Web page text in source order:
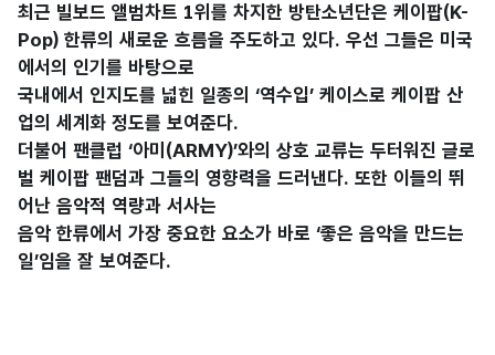
최근 빌보드 앨범차트 1위를 차지한 방탄소년단은 케이팝(K-
Pop) 한류의 새로운 흐름을 주도하고 있다. 우선 그들은 미국
에서의 인기를 바탕으로
국내에서 인지도를 넓힌 일종의 ‘역수입’ 케이스로 케이팝 산
업의 세계화 정도를 보여준다.
더불어 팬클럽 ‘아미(ARMY)’와의 상호 교류는 두터워진 글로
벌 케이팝 팬덤과 그들의 영향력을 드러낸다. 또한 이들의 뛰
어난 음악적 역량과 서사는
음악 한류에서 가장 중요한 요소가 바로 ‘좋은 음악을 만드는
일’임을 잘 보여준다.